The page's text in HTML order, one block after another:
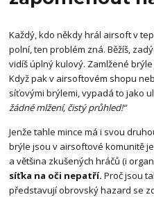
Každý, kdo někdy hrál airsoft v
polní, ten problém zná. Běžíš,
vidíš úplný kulový. Zamlžené
Když pak v airsoftovém shopu
síťovými brýlemi, vypadá to jako
žádné mlžení, čistý průhled!“
Jenže tahle mince má i svou
brýle jsou v airsoftové komunitě
a většina zkušených hráčů (i
síťka na oči nepatří. Proč jsou
představují obrovský hazard se